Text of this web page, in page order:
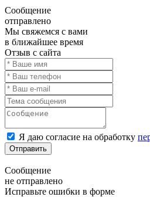
Сообщение
отправлено
Мы свяжемся с вами
в ближайшее время
Отзыв с сайта
Я даю согласие на обработку
Отправить
Сообщение
не отправлено
Исправьте ошибки в форме